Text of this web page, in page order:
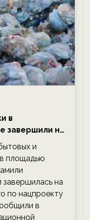
в
завершили на
срока —
и
площадью
на
по нацпроекту
в